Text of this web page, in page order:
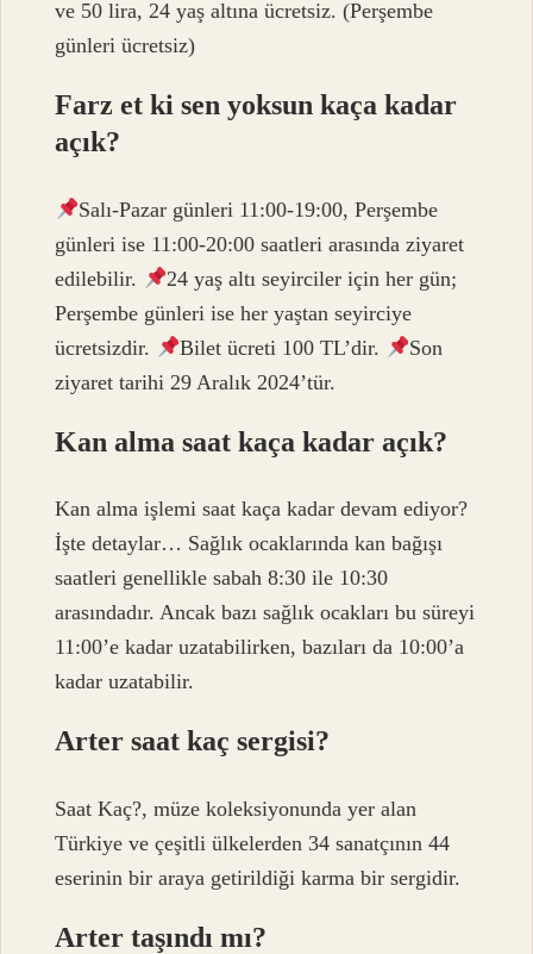
ve 50 lira, 24 yaş altına ücretsiz. (Perşembe
günleri ücretsiz)
Farz et ki sen yoksun kaça kadar
açık?
Salı-Pazar günleri 11:00-19:00, Perşembe
günleri ise 11:00-20:00 saatleri arasında ziyaret
edilebilir.
24 yaş altı seyirciler için her gün;
Perşembe günleri ise her yaştan seyirciye
ücretsizdir.
Bilet ücreti 100 TL’dir.
Son
ziyaret tarihi 29 Aralık 2024’tür.
Kan alma saat kaça kadar açık?
Kan alma işlemi saat kaça kadar devam ediyor?
İşte detaylar… Sağlık ocaklarında kan bağışı
saatleri genellikle sabah 8:30 ile 10:30
arasındadır. Ancak bazı sağlık ocakları bu süreyi
11:00’e kadar uzatabilirken, bazıları da 10:00’a
kadar uzatabilir.
Arter saat kaç sergisi?
Saat Kaç?, müze koleksiyonunda yer alan
Türkiye ve çeşitli ülkelerden 34 sanatçının 44
eserinin bir araya getirildiği karma bir sergidir.
Arter taşındı mı?